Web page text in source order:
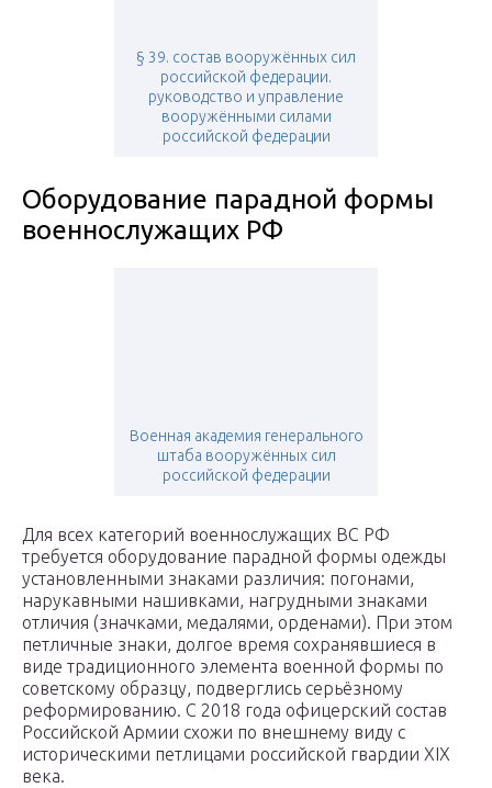
§ 39. состав вооружённых сил
российской федерации.
руководство и управление
вооружёнными силами
российской федерации
Оборудование парадной формы
военнослужащих РФ
Военная академия генерального
штаба вооружённых сил
российской федерации
Для всех категорий военнослужащих ВС РФ
требуется оборудование парадной формы одежды
установленными знаками различия: погонами,
нарукавными нашивками, нагрудными знаками
отличия (значками, медалями, орденами). При этом
петличные знаки, долгое время сохранявшиеся в
виде традиционного элемента военной формы по
советскому образцу, подверглись серьёзному
реформированию. С 2018 года офицерский состав
Российской Армии схожи по внешнему виду с
историческими петлицами российской гвардии XIX
века.